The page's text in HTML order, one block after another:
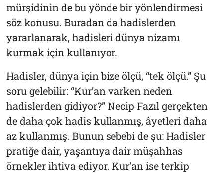
mürşidinin de bu yönde bir yönlendirmesi
söz konusu. Buradan da hadislerden
yararlanarak, hadisleri dünya nizamı
kurmak için kullanıyor.
Hadisler, dünya için bize ölçü, “tek ölçü.” Şu
soru gelebilir: “Kur’an varken neden
hadislerden gidiyor?” Necip Fazıl gerçekten
de daha çok hadis kullanmış, âyetleri daha
az kullanmış. Bunun sebebi de şu: Hadisler
pratiğe dair, yaşantıya dair müşahhas
örnekler ihtiva ediyor. Kur’an ise terkip